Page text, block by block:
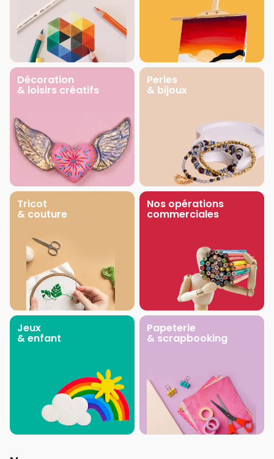
Décoration
& loisirs créatifs
Perles
& bijoux
Tricot
& couture
Nos opérations
commerciales
Jeux
& enfant
Papeterie
& scrapbooking